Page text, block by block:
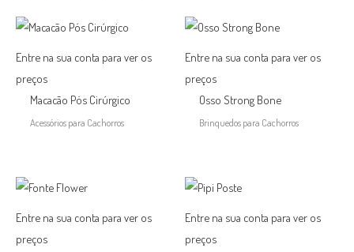
Entre na sua conta para ver os
preços
Macacão Pós Cirúrgico
Acessórios para Cachorros
Entre na sua conta para ver os
preços
Osso Strong Bone
Brinquedos para Cachorros
Entre na sua conta para ver os
preços
Entre na sua conta para ver os
preços